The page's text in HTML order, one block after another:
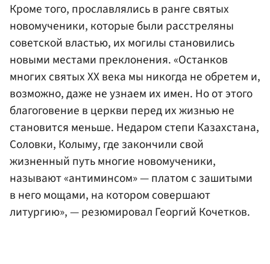
Кроме того, прославлялись в ранге святых
новомученики, которые были расстреляны
советской властью, их могилы становились
новыми местами преклонения. «Останков
многих святых ХХ века мы никогда не обретем и,
возможно, даже не узнаем их имен. Но от этого
благоговение в церкви перед их жизнью не
становится меньше. Недаром степи Казахстана,
Соловки, Колыму, где закончили свой
жизненный путь многие новомученики,
называют «антиминсом» — платом с зашитыми
в него мощами, на котором совершают
литургию», — резюмировал Георгий Кочетков.